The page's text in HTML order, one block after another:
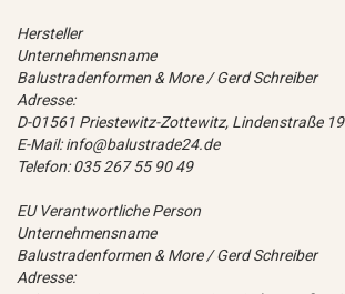
Hersteller
Unternehmensname
Balustradenformen & More / Gerd Schreiber
Adresse:
D-01561 Priestewitz-Zottewitz, Lindenstraße 19
E-Mail: info@balustrade24.de
Telefon: 035 267 55 90 49
EU Verantwortliche Person
Unternehmensname
Balustradenformen & More / Gerd Schreiber
Adresse: